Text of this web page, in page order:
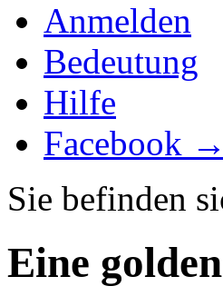
Anmelden
Bedeutung
Hilfe
Facebook →
Sie befinden
Eine